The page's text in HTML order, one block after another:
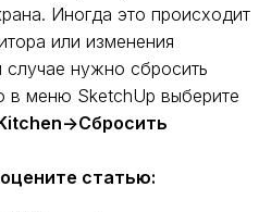
Иногда это происходит
или изменения
нужно сбросить
в меню SketchUp выберите
>Сбросить
статью: